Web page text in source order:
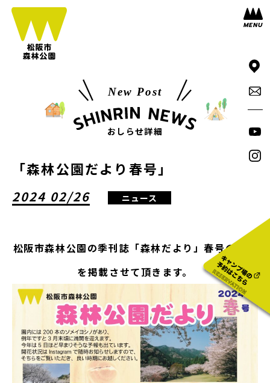
New Post
おしらせ詳細
「森林公園だより春号」
2024 02/26 ニュース
松阪市森林公園の季刊誌「森林だより」春号の情報
を掲載させて頂きます。